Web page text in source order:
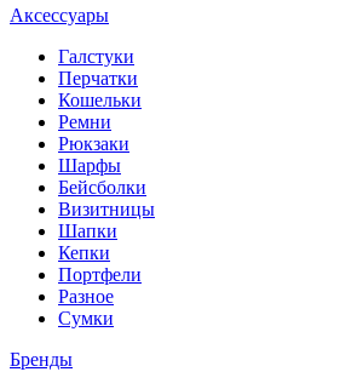
Аксессуары
Галстуки
Перчатки
Кошельки
Ремни
Рюкзаки
Шарфы
Бейсболки
Визитницы
Шапки
Кепки
Портфели
Разное
Сумки
Бренды